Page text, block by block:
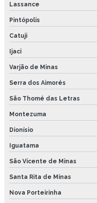
Lassance
Pintópolis
Catuji
Ijaci
Varjão de Minas
Serra dos Aimorés
São Thomé das Letras
Montezuma
Dionísio
Iguatama
São Vicente de Minas
Santa Rita de Minas
Nova Porteirinha